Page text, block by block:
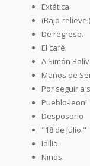
Extática.
(Bajo-relieve.)
De regreso.
El café.
A Simón
Manos de
Por seguir a
Pueblo-leon!
Desposorio
"18 de Julio."
Idilio.
Niños.